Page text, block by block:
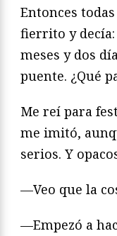
Entonces
fierrito y decía:
meses y dos
puente. ¿Qué
Me reí para
me imitó,
serios. Y
—Veo que la
—Empezó a